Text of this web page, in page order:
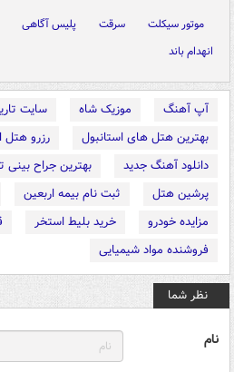
موتور سیکلت سرقت پلیس آگاهی
انهدام باند
آپ آهنگ موزیک شاه
سایت
بهترین هتل های استانبول
رزرو هتل
دانلود آهنگ جدید
بهترین جراح بینی
پرشین هتل
ثبت نام بیمه اربعین
مزایده خودرو
خرید بلیط استخر
فروشنده مواد شیمیایی
نظر شما
نام